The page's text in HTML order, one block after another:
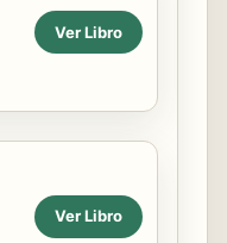
Ver Libro
Ver Libro